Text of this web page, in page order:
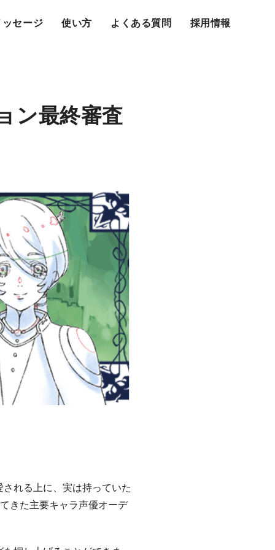
ッセージ 使い方 よくある質問 採用情報
ン最終審査
れる上に、実は持っていた
きた主要キャラ声優オーデ